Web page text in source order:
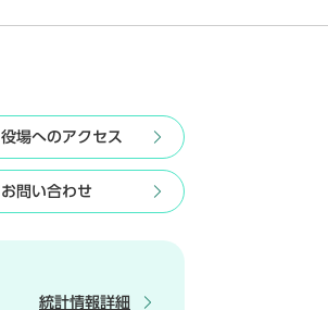
役場へのアクセス
お問い合わせ
統計情報詳細